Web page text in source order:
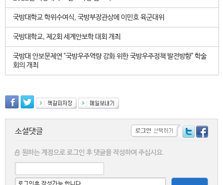
국방대학교 학위수여식, 국방부장관상에 이민호 육군대위
국방대학교, 제2회 세계안보학 대회 개최
국방대 안보문제연 "국방우주역량 강화 위한 국방우주정책 발전방향" 학술
회의 개최
소셜댓글
원하는 계정으로 로그인 후 댓글을 작성하여 주십시요.